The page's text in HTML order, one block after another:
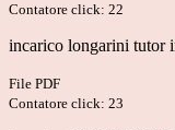
Contatore click: 22
incarico longarini tutor
File PDF
Contatore click: 23